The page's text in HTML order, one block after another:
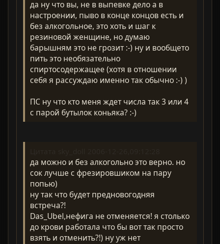
да ну что вы, не в выпевке дело а в
настроении, пыво в конце концов есть и
без алкогольное, это хоть и шаг к
резиновой женщине, но думаю
барышням это не грозит :-) ну и вообщето
пить это необязательно
спиртосодержащее (хотя в отношении
себя я рассуждаю именно так обычно :-) )
ПС ну что кто меня ждет числа так 3 или 4
с парой бутылок коньяка? :-)
да можно и без алкогольно это верно. но
сок лучше с фрезировшиком на пару
попью)
ну так что будет предновогодняя
встреча?!
Das_Ubel,нефига не отменяется! я столько
до крови работала что бы вот так просто
взять и отменить?!) ну уж нет